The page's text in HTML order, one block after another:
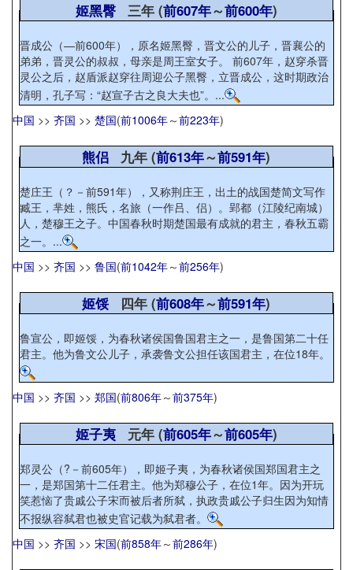
姬黑臀三年 (前607年～前600年)
晋成公（—前600年），原名姬黑臀，晋文公的儿子，晋襄公的
弟弟，晋灵公的叔叔，母亲是周王室女子。 前607年，赵穿杀晋
灵公之后，赵盾派赵穿往周迎公子黑臀，立晋成公，这时期政治
清明，孔子写：“赵宣子古之良大夫也”。...
中国 >> 齐国 >> 楚国(前1006年～前223年)
熊侣 九年 (前613年～前591年)
楚庄王（？－前591年），又称荆庄王，出土的战国楚简文写作
臧王，芈姓，熊氏，名旅（一作吕、侣）。郢都（江陵纪南城）
人，楚穆王之子。中国春秋时期楚国最有成就的君主，春秋五霸
之一。...
中国 >> 齐国 >> 鲁国(前1042年～前256年)
姬馁四年 (前608年～前591年)
鲁宣公，即姬馁，为春秋诸侯国鲁国君主之一，是鲁国第二十任
君主。他为鲁文公儿子，承袭鲁文公担任该国君主，在位18年。
中国 >> 齐国 >> 郑国(前806年～前375年)
姬子夷元年 (前605年～前605年)
郑灵公（?－前605年），即姬子夷，为春秋诸侯国郑国君主之
一，是郑国第十二任君主。他为郑穆公子，在位1年。因为开玩
笑惹恼了贵戚公子宋而被后者所弑，执政贵戚公子归生因为知情
不报纵容弑君也被史官记载为弑君者。
中国 >> 齐国 >> 宋国(前858年～前286年)